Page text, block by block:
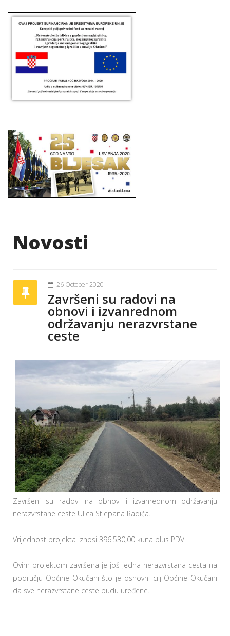
Novosti
26 October 2020
Završeni su radovi na
obnovi i izvanrednom
održavanju nerazvrstane
ceste
Završeni su radovi na obnovi i izvanrednom održavanju
nerazvrstane ceste Ulica Stjepana Radića.
Vrijednost projekta iznosi 396.530,00 kuna plus PDV.
Ovim projektom završena je još jedna nerazvrstana cesta na
području Općine Okučani što je osnovni cilj Općine Okučani
da sve nerazvrstane ceste budu uređene.